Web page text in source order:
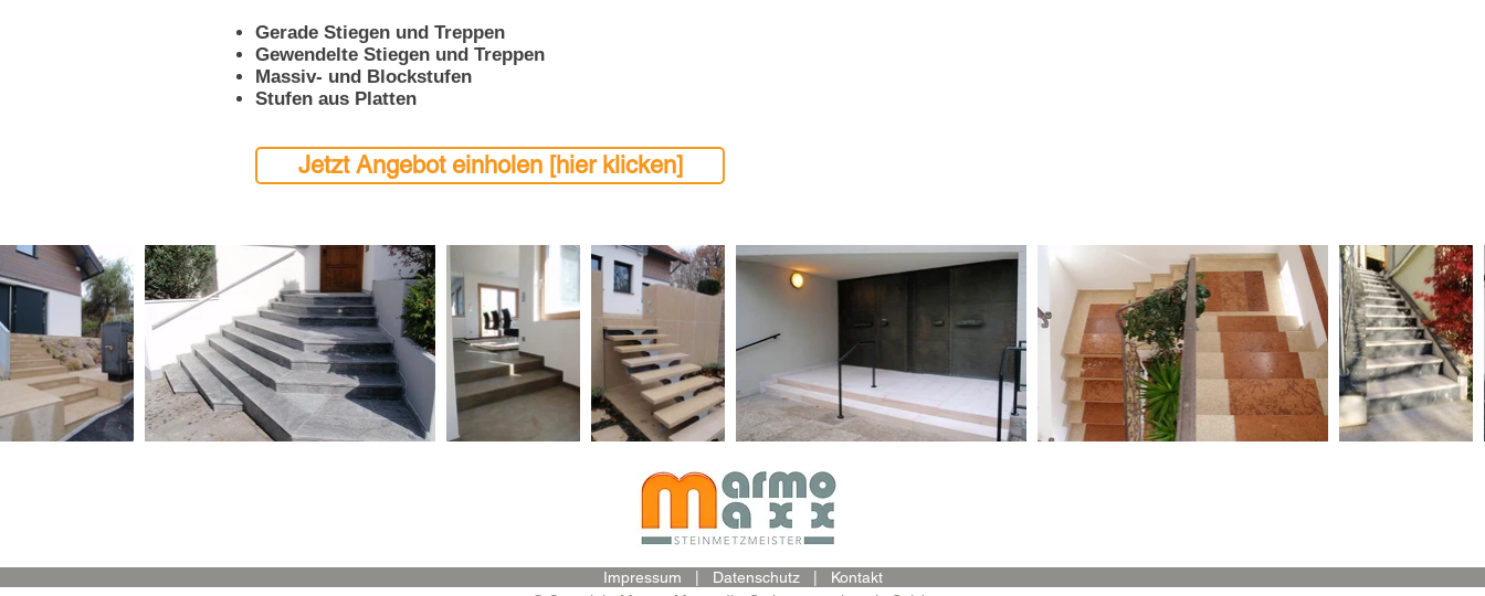
Gerade Stiegen und Treppen
Gewendelte Stiegen und Treppen
Massiv- und Blockstufen
Stufen aus Platten
Jetzt Angebot einholen [hier klicken]
Impressum Datenschutz| Kontakt